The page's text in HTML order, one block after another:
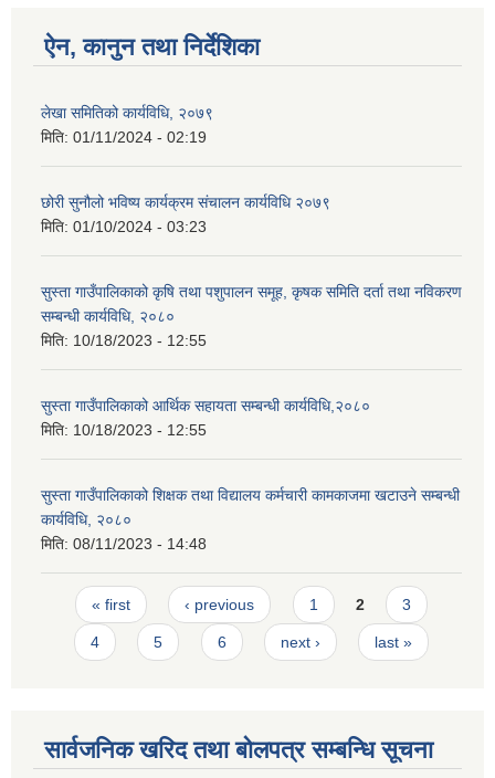
ऐन, कानुन तथा निर्देशिका
लेखा समितिको कार्यविधि, २०७९
मिति: 01/11/2024 - 02:19
छोरी सुनौलो भविष्य कार्यक्रम संचालन कार्यविधि २०७९
मिति: 01/10/2024 - 03:23
सुस्ता गाउँपालिकाको कृषि तथा पशुपालन समूह, कृषक समिति दर्ता तथा नविकरण
सम्बन्धी कार्यविधि, २०८०
मिति: 10/18/2023 - 12:55
सुस्ता गाउँपालिकाको आर्थिक सहायता सम्बन्धी कार्यविधि,२०८०
मिति: 10/18/2023 - 12:55
सुस्ता गाउँपालिकाको शिक्षक तथा विद्यालय कर्मचारी कामकाजमा खटाउने सम्बन्धी
कार्यविधि, २०८०
मिति: 08/11/2023 - 14:48
Pages
« first ‹ previous 1 2 3
4 5 6 next › last »
सार्वजनिक खरिद तथा बोलपत्र सम्बन्धि सूचना